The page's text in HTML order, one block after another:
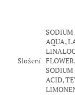
Složení
SODIUM
AQUA,
ACID,